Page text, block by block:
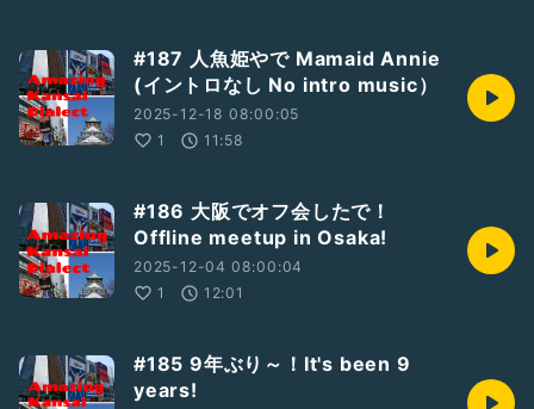
#187 人魚姫やで Mamaid Annie
(イントロなし No intro music）
2025-12-18 08:00:05
1
11:58
#186 大阪でオフ会したで！
Offline meetup in Osaka!
2025-12-04 08:00:04
1
12:01
#185 9年ぶり～！It's been 9
years!